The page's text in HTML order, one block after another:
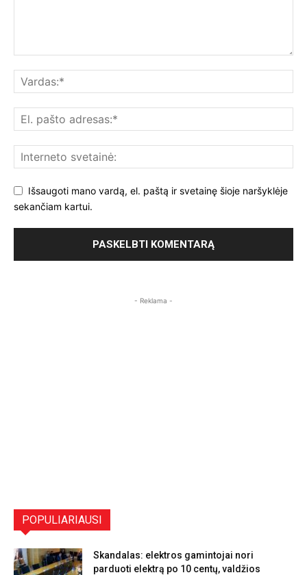
Išsaugoti mano vardą, el. paštą ir svetainę šioje naršyklėje
sekančiam kartui.
- Reklama -
POPULIARIAUSI
Skandalas: elektros gamintojai nori
parduoti elektrą po 10 centų, valdžios